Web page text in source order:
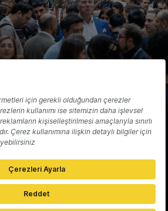
Yazarlar
Reklam